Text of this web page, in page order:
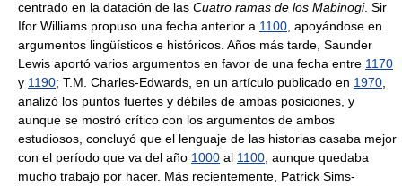
centrado en la datación de las Cuatro ramas de los Mabinogi. Sir
Ifor Williams propuso una fecha anterior a 1100 , apoyándose en
argumentos lingüísticos e históricos. Años más tarde, Saunder
Lewis aportó varios argumentos en favor de una fecha entre 1170
y 1190; T.M. Charles-Edwards, en un artículo publicado en 1970
analizó los puntos fuertes y débiles de ambas posiciones, y
aunque se mostró crítico con los argumentos de ambos
estudiosos, concluyó que el lenguaje de las historias casaba mejor
con el período que va del año 1000 al 1100 , aunque quedaba
mucho trabajo por hacer. Más recientemente, Patrick Sims-